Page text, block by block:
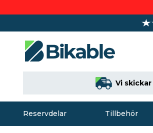
Vi
Reservdelar Tillbehör